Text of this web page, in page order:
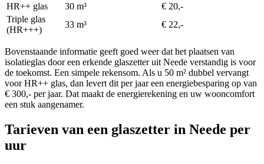
HR++ glas
30 m³
€ 20,-
Triple glas
(HR+++)
33 m³ € 22,-
Bovenstaande informatie geeft goed weer dat het plaatsen van
isolatieglas door een erkende glaszetter uit Neede verstandig is voor
de toekomst. Een simpele rekensom. Als u 50 m² dubbel vervangt
voor HR++ glas, dan levert dit per jaar een energiebesparing op van
€ 300,- per jaar. Dat maakt de energierekening en uw wooncomfort
een stuk aangenamer.
Tarieven van een glaszetter in Neede per
uur